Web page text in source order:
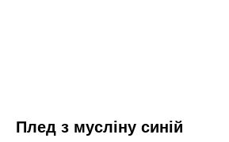
Плед з мусліну синій